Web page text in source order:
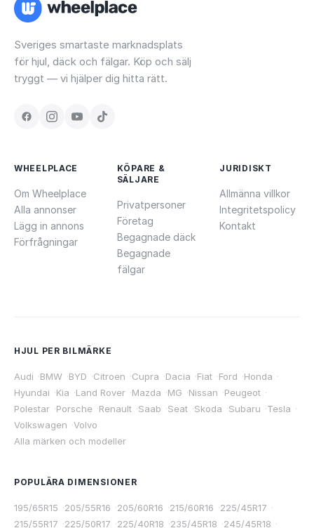
Sveriges smartaste marknadsplats
för hjul, däck och fälgar. Köp och sälj
tryggt — vi hjälper dig hitta rätt.
WHEELPLACE
Om Wheelplace
Alla annonser
Lägg in annons
Förfrågningar
KÖPARE &
SÄLJARE
Privatpersoner
Företag
Begagnade däck
Begagnade
fälgar
JURIDISKT
Allmänna villkor
Integritetspolicy
Kontakt
HJUL PER BILMÄRKE
Audi ·BMW ·BYD ·Citroen ·Cupra ·Dacia ·Fiat ·Ford ·Honda ·
Hyundai ·Kia ·Land Rover ·Mazda ·MG ·Nissan ·Peugeot ·
Polestar ·Porsche ·Renault ·Saab ·Seat ·Skoda ·Subaru ·Tesla ·
Volkswagen ·Volvo
Alla märken och modeller
POPULÄRA DIMENSIONER
195/65R15 ·205/55R16 ·205/60R16 ·215/60R16 ·225/45R17 ·
215/55R17 ·225/50R17 ·225/40R18 ·235/45R18 ·245/45R18 ·